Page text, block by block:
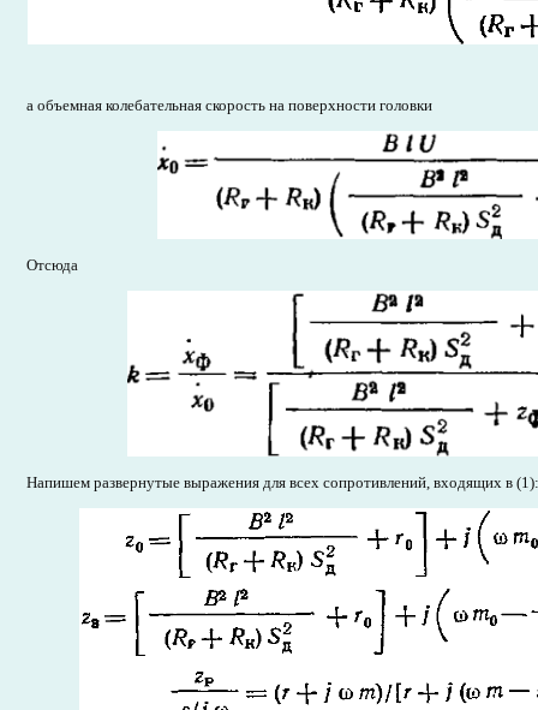
а объемная колебательная скорость на поверхности головки
Отсюда
Напишем развернутые выражения для всех сопротивлений, входящих в (1):